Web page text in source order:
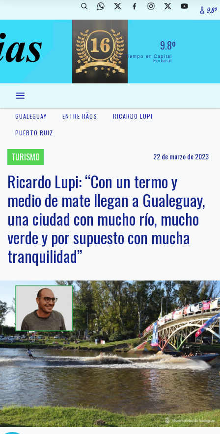
9.8º
9.8º
El Tiempo en Capital
Federal
GUALEGUAY ENTRE RÃ­OS
RICARDO LUPI
PUERTO RUIZ
TURISMO 22 de marzo de 2023
Ricardo Lupi: “Con un termo y
medio de mate llegan a Gualeguay,
una ciudad con mucho río, mucho
verde y por supuesto con mucha
tranquilidad”